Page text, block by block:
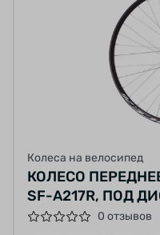
Колеса на велосипед
КОЛЕСО ПЕРЕДНЕЕ
SF-A217R, ПОД
ПОДШИПНИКАХ,
0 отзывов